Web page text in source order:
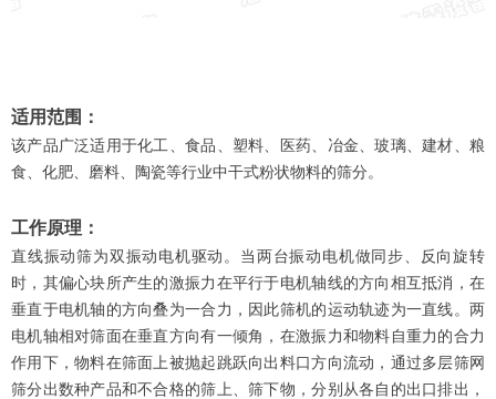
适用范围：
该产品广泛适用于化工、食品、塑料、医药、冶金、玻璃、建材、粮
食、化肥、磨料、陶瓷等行业中干式粉状物料的筛分。
工作原理：
直线振动筛为双振动电机驱动。当两台振动电机做同步、反向旋转
时，其偏心块所产生的激振力在平行于电机轴线的方向相互抵消，在
垂直于电机轴的方向叠为一合力，因此筛机的运动轨迹为一直线。两
电机轴相对筛面在垂直方向有一倾角，在激振力和物料自重力的合力
作用下，物料在筛面上被抛起跳跃向出料口方向流动，通过多层筛网
筛分出数种产品和不合格的筛上、筛下物，分别从各自的出口排出，